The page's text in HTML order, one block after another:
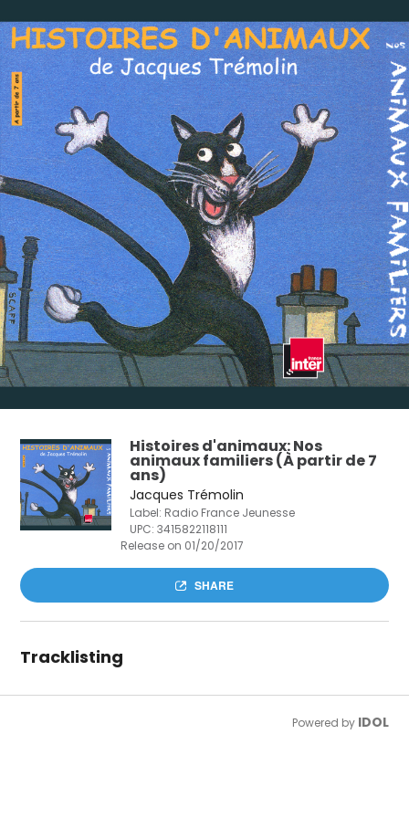
Histoires d'animaux: Nos
animaux familiers (À partir de 7
ans)
Jacques Trémolin
Label: Radio France Jeunesse
UPC:3415822118111
Release on 01/20/2017
SHARE
Tracklisting
Powered by IDOL